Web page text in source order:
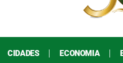
CIDADES ECONOMIA